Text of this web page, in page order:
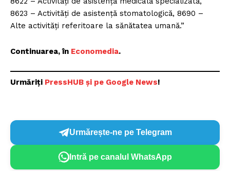
8623 – Activități de asistență stomatologică, 8690 –
Alte activități referitoare la sănătatea umană.”
Continuarea, în Economedia.
Urmăriți PressHUB și pe Google News!
Urmărește-ne pe Telegram
Intră pe canalul WhatsApp